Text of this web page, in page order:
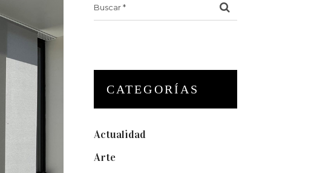
CATEGORÍAS
Actualidad
Arte(74)